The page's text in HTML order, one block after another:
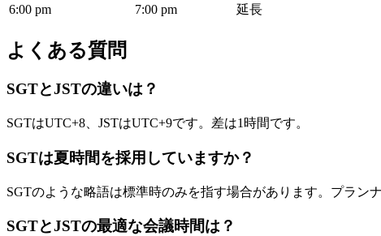
6:00 pm 7:00 pm 延長
よくある質問
SGTとJSTの違いは？
SGTはUTC+8、JSTはUTC+9です。差は1時間です。
SGTは夏時間を採用していますか？
SGTのような略語は標準時のみを指す場合があります。プラン
SGTとJSTの最適な会議時間は？